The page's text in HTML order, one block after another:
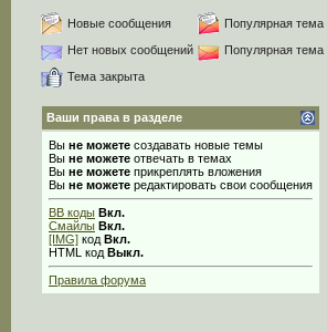
Новые сообщения
Популярная
Нет новых сообщений
Популярная
Тема закрыта
Ваши права в разделе
Вы не можете создавать новые темы
Вы не можете отвечать в темах
Вы не можете прикреплять вложения
Вы не можете редактировать свои сообщения
BB коды Вкл.
Смайлы Вкл.
[IMG] код Вкл.
HTML код Выкл.
Правила форума